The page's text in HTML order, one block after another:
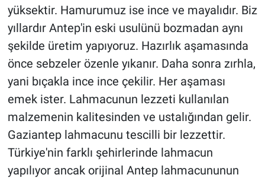
yüksektir. Hamurumuz ise ince ve mayalıdır. Biz
yıllardır Antep'in eski usulünü bozmadan aynı
şekilde üretim yapıyoruz. Hazırlık aşamasında
önce sebzeler özenle yıkanır. Daha sonra zırhla,
yani bıçakla ince ince çekilir. Her aşaması
emek ister. Lahmacunun lezzeti kullanılan
malzemenin kalitesinden ve ustalığından gelir.
Gaziantep lahmacunu tescilli bir lezzettir.
Türkiye'nin farklı şehirlerinde lahmacun
yapılıyor ancak orijinal Antep lahmacununun